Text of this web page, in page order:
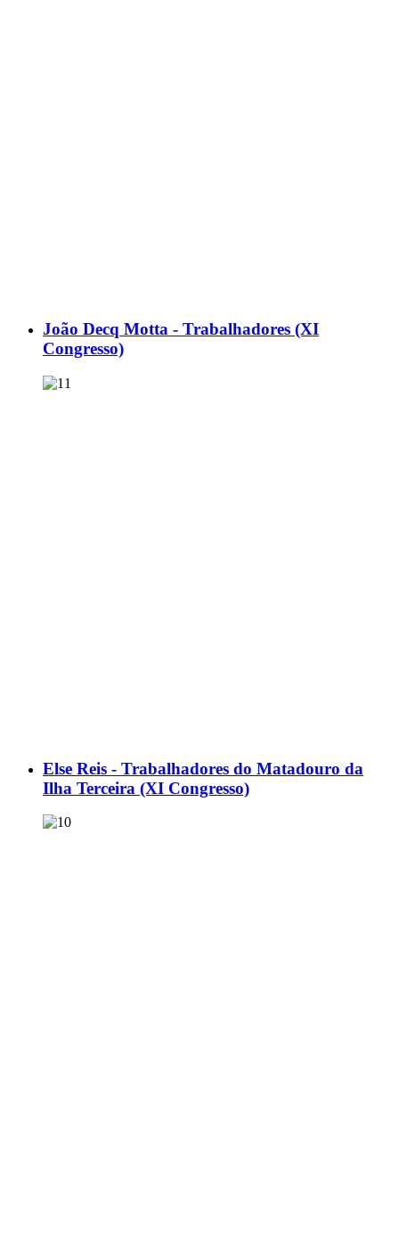
João Decq Motta - Trabalhadores (XI
Congresso)
Else Reis - Trabalhadores do Matadouro da
Ilha Terceira (XI Congresso)